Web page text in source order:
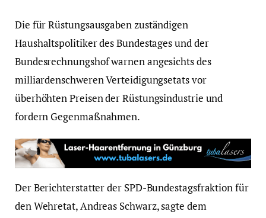
Die für Rüstungsausgaben zuständigen
Haushaltspolitiker des Bundestages und der
Bundesrechnungshof warnen angesichts des
milliardenschweren Verteidigungsetats vor
überhöhten Preisen der Rüstungsindustrie und
fordern Gegenmaßnahmen.
Der Berichterstatter der SPD-Bundestagsfraktion für
den Wehretat, Andreas Schwarz, sagte dem